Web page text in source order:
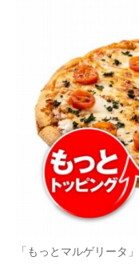
「もっとマルゲリータ」